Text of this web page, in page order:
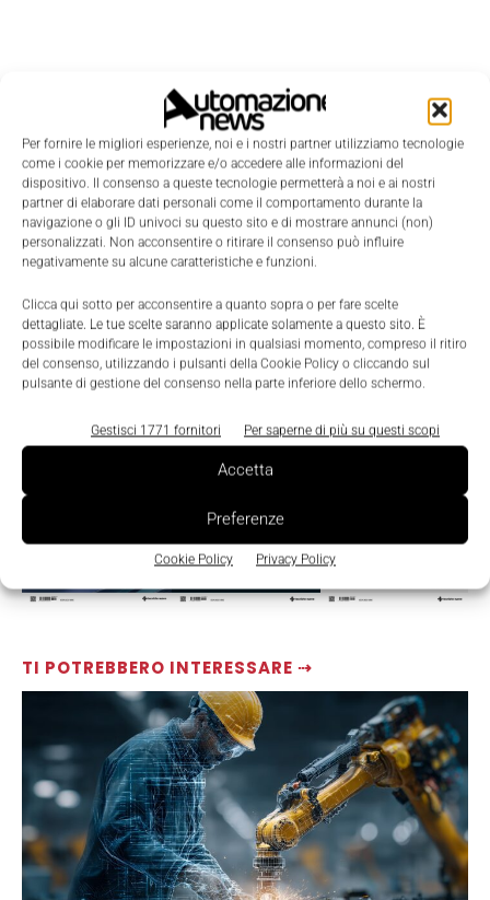
Per fornire le migliori esperienze, noi e i nostri partner utilizziamo tecnologie
come i cookie per memorizzare e/o accedere alle informazioni del
dispositivo. Il consenso a queste tecnologie permetterà a noi e ai nostri
partner di elaborare dati personali come il comportamento durante la
navigazione o gli ID univoci su questo sito e di mostrare annunci (non)
personalizzati. Non acconsentire o ritirare il consenso può influire
negativamente su alcune caratteristiche e funzioni.
Clicca qui sotto per acconsentire a quanto sopra o per fare scelte
dettagliate. Le tue scelte saranno applicate solamente a questo sito. È
possibile modificare le impostazioni in qualsiasi momento, compreso il ritiro
del consenso, utilizzando i pulsanti della Cookie Policy o cliccando sul
pulsante di gestione del consenso nella parte inferiore dello schermo.
Gestisci 1771 fornitori Per saperne di più su questi scopi
Accetta
Preferenze
Cookie Policy Privacy Policy
LEGGI LA RIVISTA ⇢
TI POTREBBERO INTERESSARE ⇢